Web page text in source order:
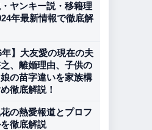
ヤンキー説・移籍理
年最新情報で徹底解
年】大友愛の現在の夫
、離婚理由、子供の
の苗字違いを家族構
徹底解説！
の熱愛報道とプロフ
徹底解説